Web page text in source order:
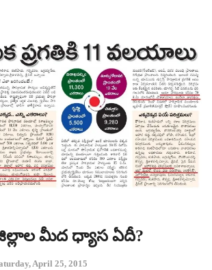
మీద ధ్యాస ఏదీ?
April 25, 2015